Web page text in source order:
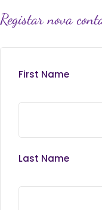
Registar nova
First Name
Last Name